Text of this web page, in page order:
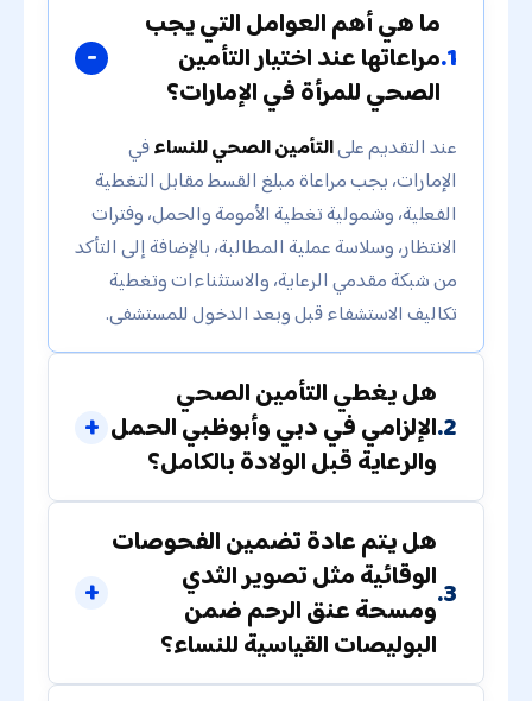
1.
ما هي أهم العوامل التي يجب
مراعاتها عند اختيار التأمين
الصحي للمرأة في الإمارات؟
عند التقديم علىالتأمين الصحي للنساءفي
الإمارات، يجب مراعاة مبلغ القسط مقابل التغطية
الفعلية، وشمولية تغطية الأمومة والحمل، وفترات
الانتظار، وسلاسة عملية المطالبة، بالإضافة إلى التأكد
من شبكة مقدمي الرعاية، والاستثناءات وتغطية
تكاليف الاستشفاء قبل وبعد الدخول للمستشفى.
2.
هل يغطي التأمين الصحي
الإلزامي في دبي وأبوظبي الحمل
والرعاية قبل الولادة بالكامل؟
3.
هل يتم عادة تضمين الفحوصات
الوقائية مثل تصوير الثدي
ومسحة عنق الرحم ضمن
البوليصات القياسية للنساء؟